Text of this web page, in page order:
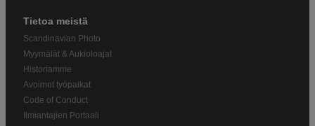
Tietoa meistä
Scandinavian Photo
Myymälät & Aukioloajat
Historiamme
Avoimet työpaikat
Code of Conduct
Ilmiantajien Portaali